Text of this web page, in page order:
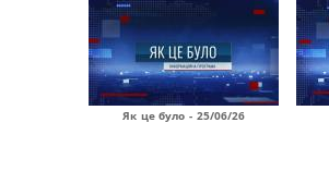
Як це було - 25/06/26